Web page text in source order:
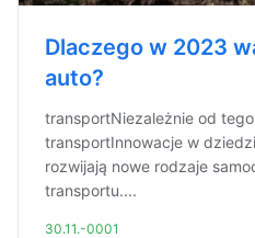
Dlaczego w 2023
auto?
transportNiezależnie od
transportInnowacje w
rozwijają nowe rodzaje
transportu....
30.11.-0001